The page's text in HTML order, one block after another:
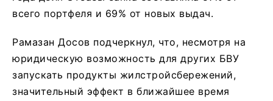
всего портфеля и 69% от новых выдач.
Рамазан Досов подчеркнул, что, несмотря на
юридическую возможность для других БВУ
запускать продукты жилстройсбережений,
значительный эффект в ближайшее время